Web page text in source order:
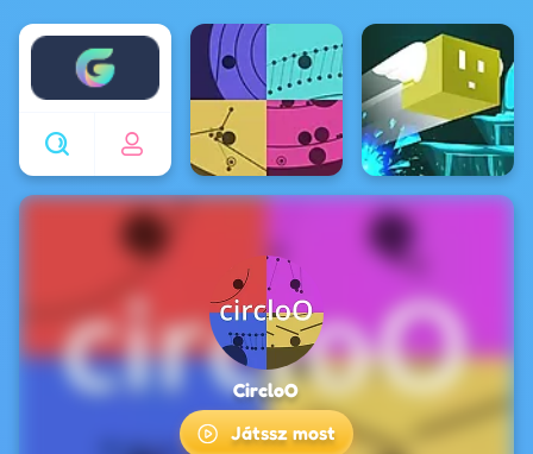
Enjoy4fun
CircloO
Játssz most